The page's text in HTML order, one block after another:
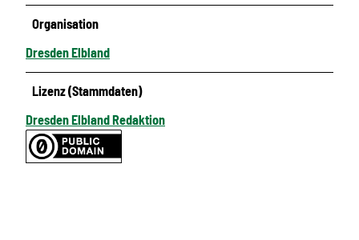
Organisation
Dresden Elbland
Lizenz (Stammdaten)
Dresden Elbland Redaktion